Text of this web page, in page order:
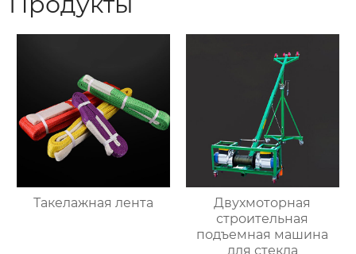
Такелажная лента
Двухмоторная
строительная
подъемная машина
для стекла